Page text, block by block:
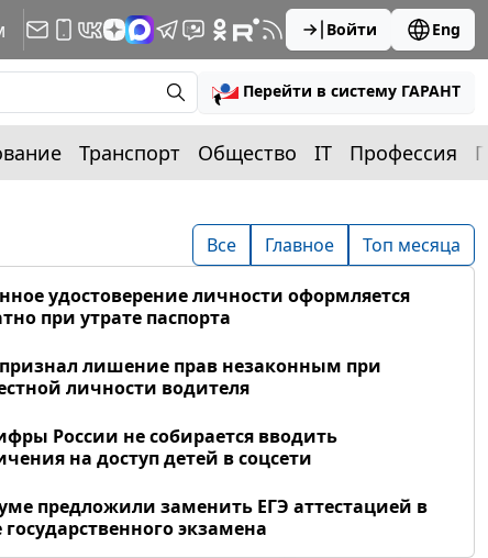
Войти Eng
Перейти в систему ГАРАНТ
Транспорт Общество IT Профессия
Все Главное Топ месяца
удостоверение личности оформляется
при утрате паспорта
лишение прав незаконным при
личности водителя
России не собирается вводить
на доступ детей в соцсети
предложили заменить ЕГЭ аттестацией в
экзамена